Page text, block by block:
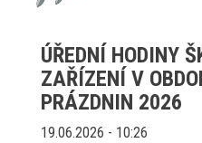
ÚŘEDNÍ HODINY
ZAŘÍZENÍ V
PRÁZDNIN 2026
19.06.2026 - 10:26